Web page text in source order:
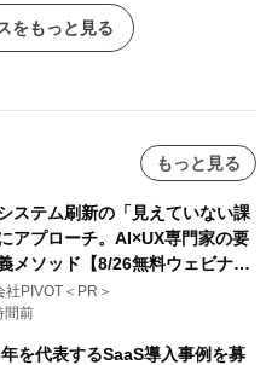
をもっと見る
もっと見る
ステム刷新の「見えていない課
アプローチ。AI×UX専門家の要
メソッド【8/26無料ウェビナ
式会社PIVOT
社PIVOT＜PR＞
間前
を代表するSaaS導入事例を募